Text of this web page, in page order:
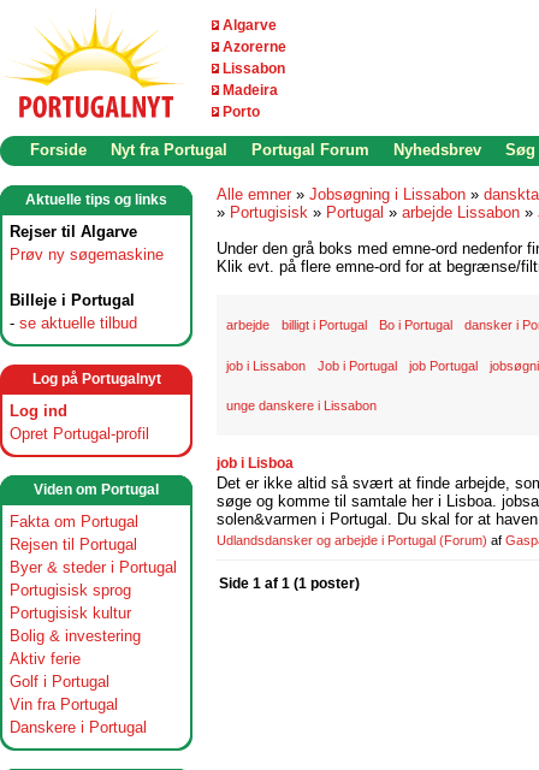
Algarve
Azorerne
Lissabon
Madeira
Porto
Forside Nyt fra Portugal Portugal Forum Nyhedsbrev Søg
Aktuelle tips og links
Rejser til Algarve
Prøv ny søgemaskine
Billeje i Portugal
- se aktuelle tilbud
Log på Portugalnyt
Log ind
Opret Portugal-profil
Viden om Portugal
Fakta om Portugal
Rejsen til Portugal
Byer & steder i Portugal
Portugisisk sprog
Portugisisk kultur
Bolig & investering
Aktiv ferie
Golf i Portugal
Vin fra Portugal
Danskere i Portugal
Alle emner » Jobsøgning i Lissabon »
» Portugisisk » Portugal » arbejde Lissabon »
Under den grå boks med emne-ord nedenfor
Klik evt. på flere emne-ord for at begrænse/
arbejde billigt i Portugal Bo i Portugal dansker i
job i Lissabon Job i Portugal job Portugal
unge danskere i Lissabon
job i Lisboa
Det er ikke altid så svært at finde arbejde,
søge og komme til samtale her i Lisboa.
solen&varmen i Portugal. Du skal for at
Udlandsdansker og arbejde i Portugal (Forum) af
Side 1 af 1 (1 poster)